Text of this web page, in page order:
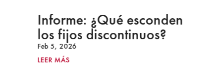
Informe: ¿Qué esconden
los fijos discontinuos?
Feb 5, 2026
LEER MÁS